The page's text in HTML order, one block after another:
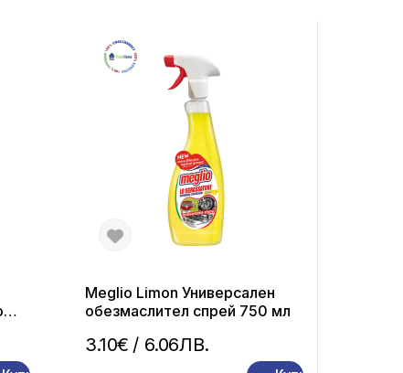
3.10€ / 6.06ЛВ.
Meglio Limon Универсален
обезмаслител спрей 750 мл